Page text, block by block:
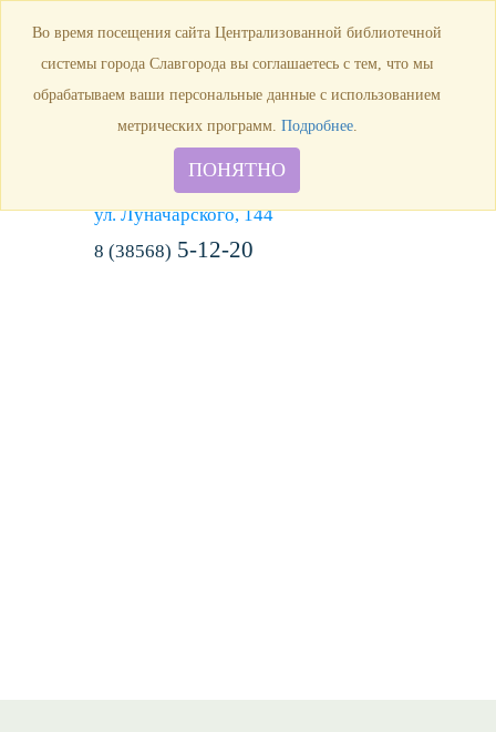
Виртуальная справка
Узнать свою
задолженность
г. Славгород,
ул. Луначарского, 144
8 (38568) 5-12-20
Во время посещения сайта Централизованной библиотечной
системы города Славгорода вы соглашаетесь с тем, что мы
обрабатываем ваши персональные данные с использованием
метрических программ. Подробнее.
ПОНЯТНО